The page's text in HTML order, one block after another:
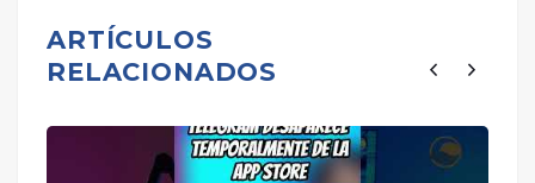
ARTÍCULOS
RELACIONADOS